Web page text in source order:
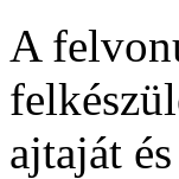
A
ajtaját